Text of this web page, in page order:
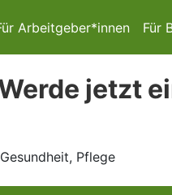
Arbeitgeber*innen Für
jetzt
Pflege